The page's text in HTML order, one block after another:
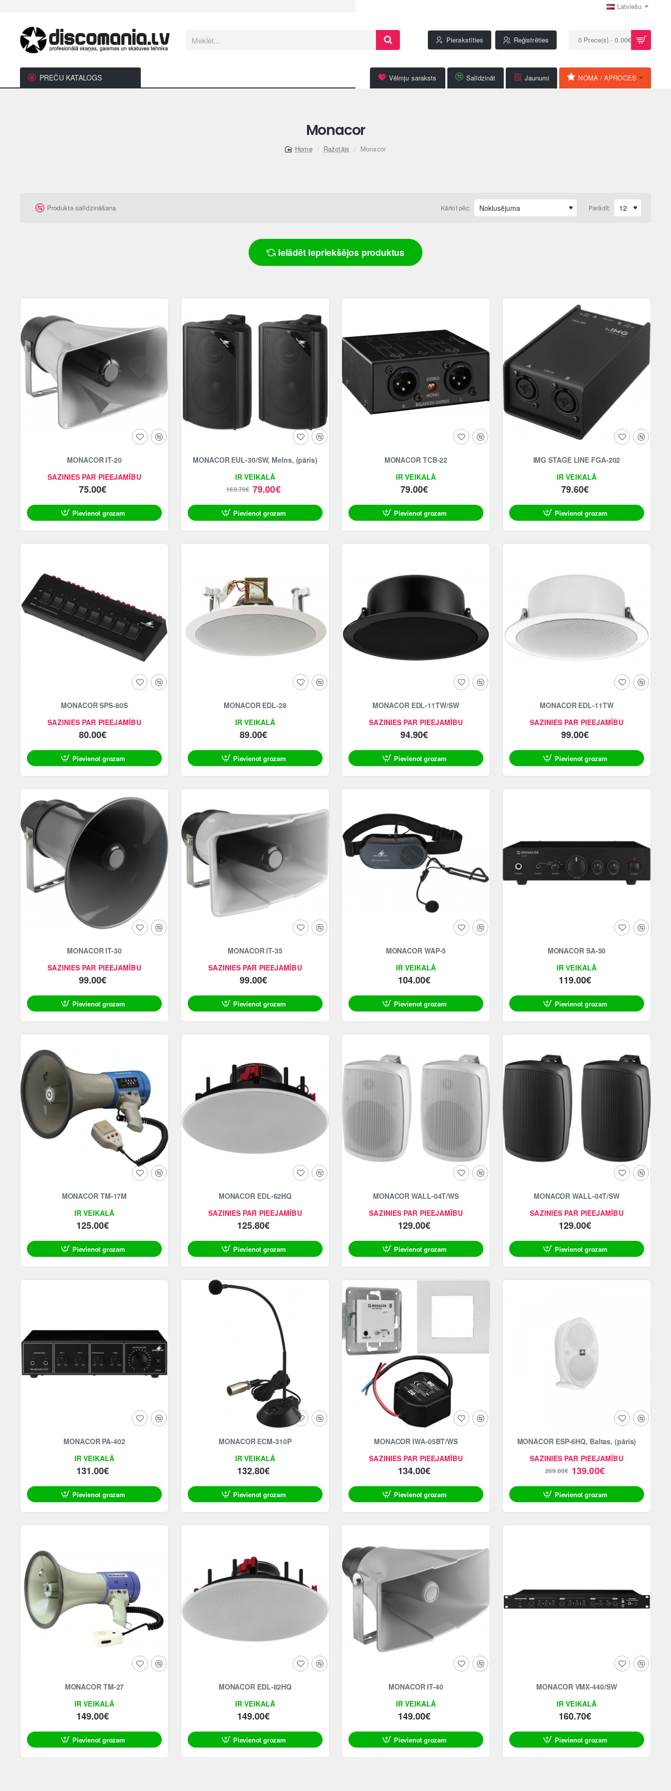
Latviešu
Meklēt... Pierakstīties Reģistrēties 0 Prece(s) - 0.00€
PREČU KATALOGS Vēlmju saraksts Salīdzināt Jaunumi NOMA / APROCES
Monacor
Ražotājs Monacor
Produkta salīdzināšana Kārtot pēc: Parādīt:
Ielādēt iepriekšējos produktus
SAZINIES PAR PIEEJAMĪBU
MONACOR IT-20
75.00€
Pievienot grozam
-51%
IR VEIKALĀ
MONACOR EUL-30/SW, Melns, (pāris)
79.00€
160.70€
Pievienot grozam
IR VEIKALĀ
MONACOR TCB-22
79.00€
Pievienot grozam
IR VEIKALĀ
IMG STAGE LINE FGA-202
79.60€
Pievienot grozam
SAZINIES PAR PIEEJAMĪBU
MONACOR SPS-80S
80.00€
Pievienot grozam
IR VEIKALĀ
MONACOR EDL-28
89.00€
Pievienot grozam
SAZINIES PAR PIEEJAMĪBU
MONACOR EDL-11TW/SW
94.90€
Pievienot grozam
SAZINIES PAR PIEEJAMĪBU
MONACOR EDL-11TW
99.00€
Pievienot grozam
SAZINIES PAR PIEEJAMĪBU
MONACOR IT-30
99.00€
Pievienot grozam
SAZINIES PAR PIEEJAMĪBU
MONACOR IT-35
99.00€
Pievienot grozam
IR VEIKALĀ
MONACOR WAP-5
104.00€
Pievienot grozam
IR VEIKALĀ
MONACOR SA-50
119.00€
Pievienot grozam
IR VEIKALĀ
MONACOR TM-17M
125.00€
Pievienot grozam
SAZINIES PAR PIEEJAMĪBU
MONACOR EDL-62HQ
125.80€
Pievienot grozam
SAZINIES PAR PIEEJAMĪBU
MONACOR WALL-04T/WS
129.00€
Pievienot grozam
SAZINIES PAR PIEEJAMĪBU
MONACOR WALL-04T/SW
129.00€
Pievienot grozam
IR VEIKALĀ
MONACOR PA-402
131.00€
Pievienot grozam
IR VEIKALĀ
MONACOR ECM-310P
132.80€
Pievienot grozam
SAZINIES PAR PIEEJAMĪBU
MONACOR IWA-05BT/WS
134.00€
Pievienot grozam
-48%
SAZINIES PAR PIEEJAMĪBU
MONACOR ESP-6HQ, Baltas, (pāris)
139.00€
269.00€
Pievienot grozam
IR VEIKALĀ
MONACOR TM-27
149.00€
Pievienot grozam
IR VEIKALĀ
MONACOR EDL-82HQ
149.00€
Pievienot grozam
IR VEIKALĀ
MONACOR IT-40
149.00€
Pievienot grozam
IR VEIKALĀ
MONACOR VMX-440/SW
160.70€
Pievienot grozam